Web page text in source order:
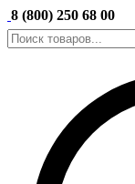
8 (800) 250 68 00